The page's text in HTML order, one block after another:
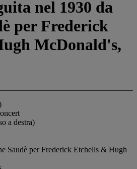
nel 1930 da
per Frederick
McDonald's,
a destra)
Saudè per Frederick Etchells & Hugh